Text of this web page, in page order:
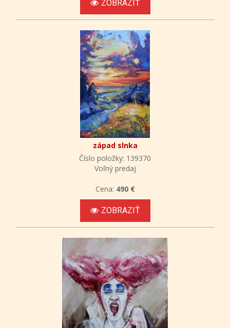
ZOBRAZIŤ
západ slnka
Číslo položky: 139370
Voľný predaj
Cena: 490 €
ZOBRAZIŤ